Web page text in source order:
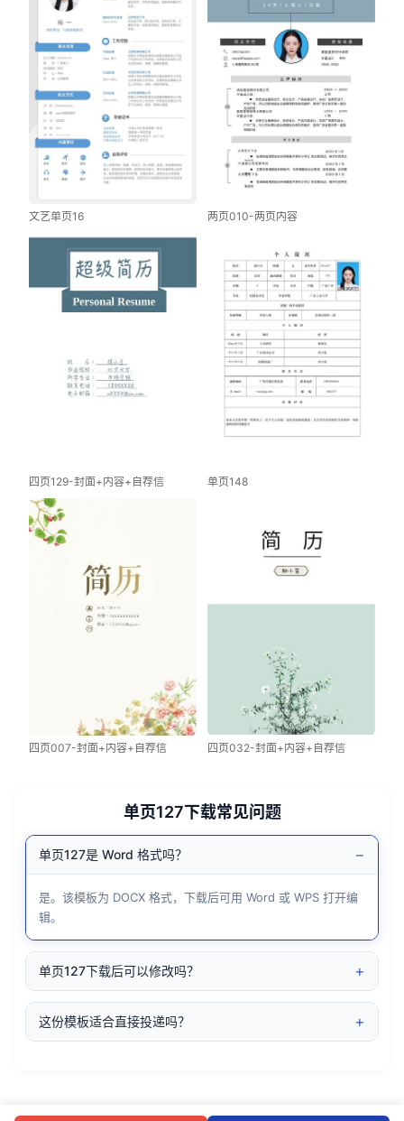
文艺单页16 两页010-两页内容
四页129-封面+内容+自荐信 单页148
四页007-封面+内容+自荐信 四页032-封面+内容+自荐信
单页127下载常见问题
单页127是 Word 格式吗？ −
是。该模板为 DOCX 格式，下载后可用 Word 或 WPS 打开编
辑。
单页127下载后可以修改吗？ +
这份模板适合直接投递吗？ +